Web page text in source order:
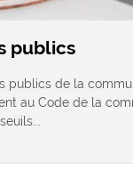
publics
publics de la
au Code de la